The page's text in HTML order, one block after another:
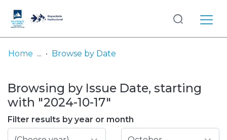
& Collections
Browse repository
Entities
Log
In
Home Browse by Date
Browsing by Issue Date, starting
with "2024-10-17"
Filter results by year or month